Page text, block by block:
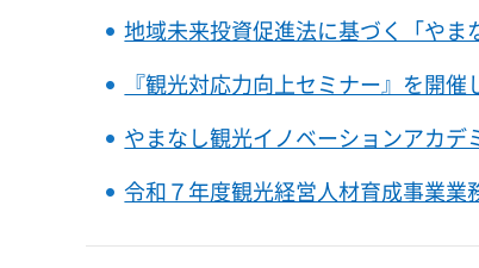
地域未来投資促進法に基づく「や
『観光対応力向上セミナー』を開催
やまなし観光イノベーションアカ
令和７年度観光経営人材育成事業